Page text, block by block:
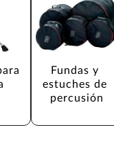
Fundas y
estuches de
percusión